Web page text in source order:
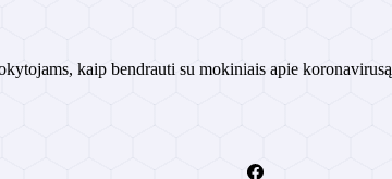
kaip bendrauti su mokiniais apie koronavirusą